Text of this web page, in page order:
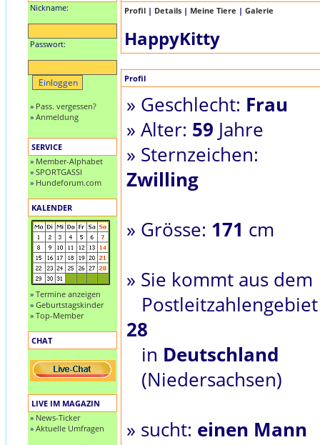
Nickname:
Passwort:
» Pass. vergessen?
» Anmeldung
SERVICE
» Member-Alphabet
» SPORTGASSI
» Hundeforum.com
KALENDER
» Termine anzeigen
» Geburtstagskinder
» Top-Member
CHAT
LIVE IM MAGAZIN
» News-Ticker
» Aktuelle Umfragen
Profil | Details | Meine Tiere | Galerie
HappyKitty
Profil
» Geschlecht: Frau
» Alter: 59 Jahre
» Sternzeichen:
Zwilling
» Grösse: 171 cm
» Sie kommt aus dem
Postleitzahlengebiet
28
in Deutschland
(Niedersachsen)
» sucht: einen Mann